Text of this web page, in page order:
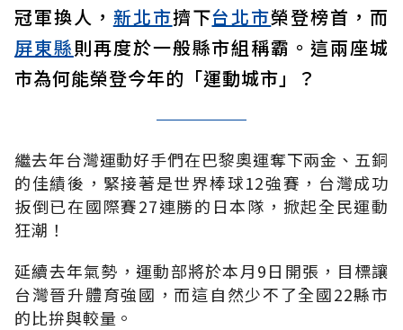
冠軍換人， 新北市擠下台北市榮登榜首，而
屏東縣則再度於一般縣市組稱霸。這兩座城
市為何能榮登今年的「運動城市」？
繼去年台灣運動好手們在巴黎奧運奪下兩金、五銅
的佳績後，緊接著是世界棒球12強賽，台灣成功
扳倒已在國際賽27連勝的日本隊，掀起全民運動
狂潮！
延續去年氣勢，運動部將於本月9日開張，目標讓
台灣晉升體育強國，而這自然少不了全國22縣市
的比拚與較量。